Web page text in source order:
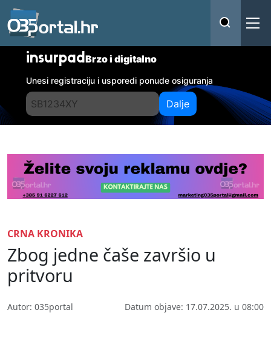
insurpadBrzo i digitalno
Unesi registraciju i usporedi ponude osiguranja
Dalje
CRNA KRONIKA
Zbog jedne čaše završio u
pritvoru
Autor: 035portal Datum objave: 17.07.2025. u 08:00